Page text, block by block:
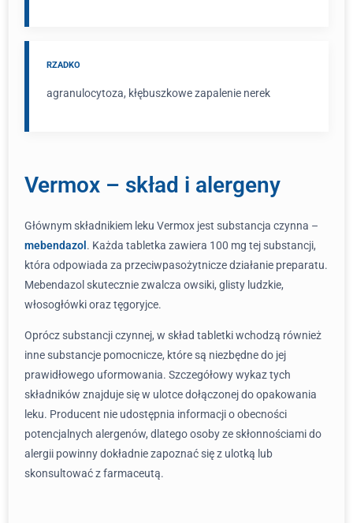
RZADKO
agranulocytoza, kłębuszkowe zapalenie nerek
Vermox – skład i alergeny
Głównym składnikiem leku Vermox jest substancja czynna –
mebendazol . Każda tabletka zawiera 100 mg tej substancji,
która odpowiada za przeciwpasożytnicze działanie preparatu.
Mebendazol skutecznie zwalcza owsiki, glisty ludzkie,
włosogłówki oraz tęgoryjce.
Oprócz substancji czynnej, w skład tabletki wchodzą również
inne substancje pomocnicze, które są niezbędne do jej
prawidłowego uformowania. Szczegółowy wykaz tych
składników znajduje się w ulotce dołączonej do opakowania
leku. Producent nie udostępnia informacji o obecności
potencjalnych alergenów, dlatego osoby ze skłonnościami do
alergii powinny dokładnie zapoznać się z ulotką lub
skonsultować z farmaceutą.